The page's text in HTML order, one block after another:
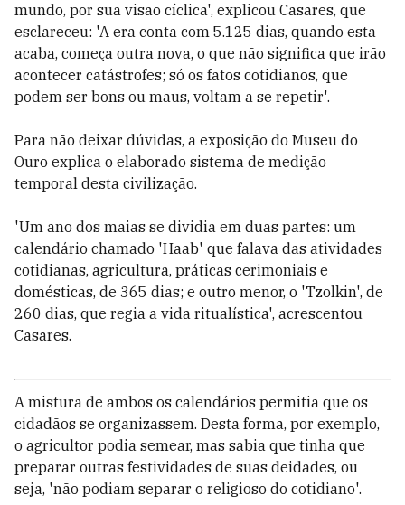
mundo, por sua visão cíclica', explicou Casares, que
esclareceu: 'A era conta com 5.125 dias, quando esta
acaba, começa outra nova, o que não significa que irão
acontecer catástrofes; só os fatos cotidianos, que
podem ser bons ou maus, voltam a se repetir'.
Para não deixar dúvidas, a exposição do Museu do
Ouro explica o elaborado sistema de medição
temporal desta civilização.
'Um ano dos maias se dividia em duas partes: um
calendário chamado 'Haab' que falava das atividades
cotidianas, agricultura, práticas cerimoniais e
domésticas, de 365 dias; e outro menor, o 'Tzolkin', de
260 dias, que regia a vida ritualística', acrescentou
Casares.
A mistura de ambos os calendários permitia que os
cidadãos se organizassem. Desta forma, por exemplo,
o agricultor podia semear, mas sabia que tinha que
preparar outras festividades de suas deidades, ou
seja, 'não podiam separar o religioso do cotidiano'.